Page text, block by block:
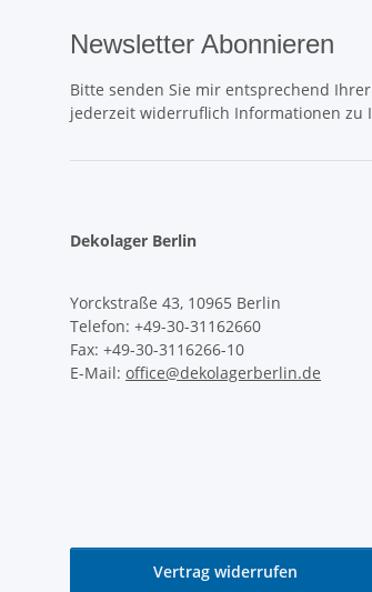
Newsletter Abonnieren
Bitte senden Sie mir entsprechend Ihrer
jederzeit widerruflich Informationen zu
Dekolager Berlin
Yorckstraße 43, 10965 Berlin
Telefon: +49-30-31162660
Fax: +49-30-3116266-10
E-Mail: office@dekolagerberlin.de
Vertrag widerrufen